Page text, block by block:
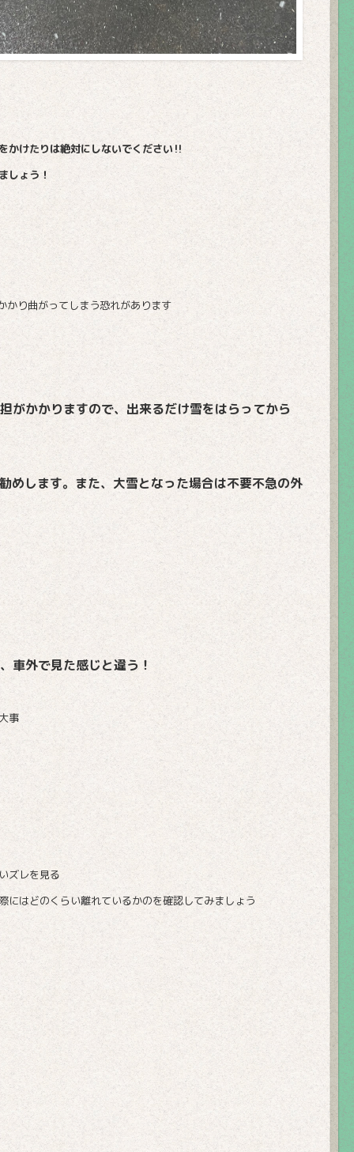
かけたりは絶対にしないでください‼
しょう！
かり曲がってしまう恐れがあります
がかかりますので、出来るだけ雪をはらってから
めします。 また、大雪となった場合は不要不急の外
車外で見た感じと違う！
事
ズレを見る
はどのくらい離れているかのを確認してみましょう